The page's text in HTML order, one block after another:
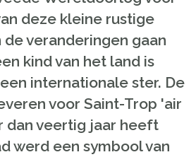
deze kleine rustige
de veranderingen gaan
kind van het land is
internationale ster. De
voor Saint-Trop 'air
dan veertig jaar heeft
werd een symbool van